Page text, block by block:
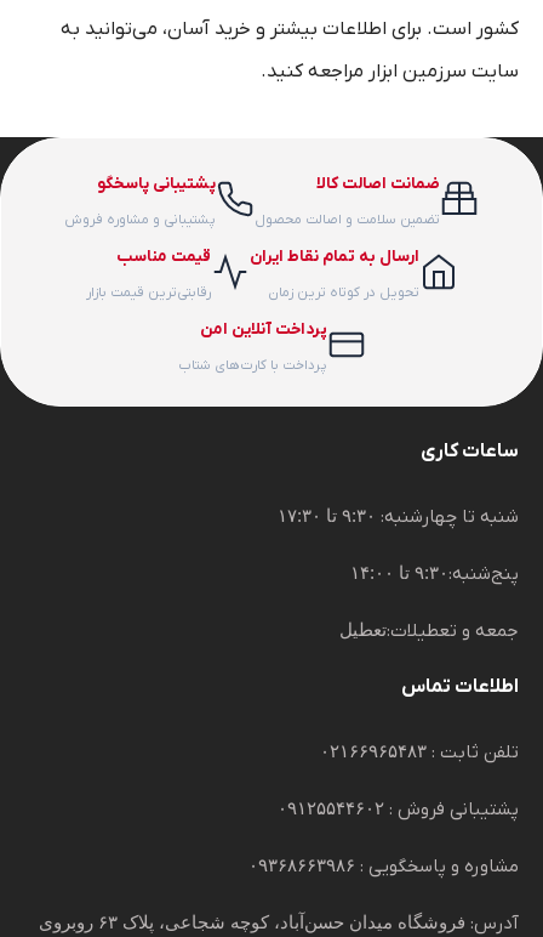
کشور است. برای اطلاعات بیشتر و خرید آسان، می‌توانید به
سایت سرزمین ابزار مراجعه کنید.
ضمانت اصالت کالا
تضمین سلامت و اصالت محصول
پشتیبانی پاسخگو
پشتیبانی و مشاوره فروش
ارسال به تمام نقاط ایران
تحویل در کوتاه ترین زمان
قیمت مناسب
رقابتی‌ترین قیمت بازار
پرداخت آنلاین امن
پرداخت با کارت‌های شتاب
ساعات کاری
شنبه تا چهارشنبه: ۹:۳۰ تا ۱۷:۳۰
پنج‌شنبه: ۹:۳۰ تا ۱۴:۰۰
جمعه و تعطیلات:تعطیل
اطلاعات تماس
تلفن ثابت : ۰۲۱۶۶۹۶۵۴۸۳
پشتیبانی فروش : ۰۹۱۲۵۵۴۴۶۰۲
مشاوره و پاسخگویی : ۰۹۳۶۸۶۶۳۹۸۶
آدرس: فروشگاه میدان حسن‌آباد، کوچه شجاعی، پلاک ۶۳ روبروی